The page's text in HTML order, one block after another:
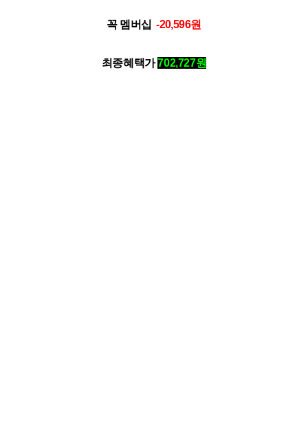
꼭 멤버십 -20,596원
최종혜택가 702,727원